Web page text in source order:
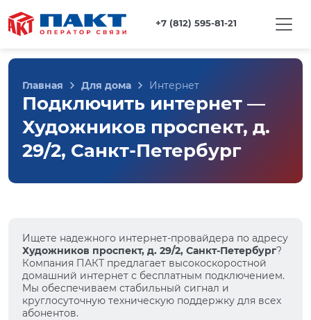
+7 (812) 595-81-21
Главная Для дома Интернет
Подключить интернет —
Художников проспект, д.
29/2, Санкт-Петербург
Ищете надежного интернет-провайдера по адресу
Художников проспект, д. 29/2, Санкт-Петербург?
Компания ПАКТ предлагает высокоскоростной
домашний интернет с бесплатным подключением.
Мы обеспечиваем стабильный сигнал и
круглосуточную техническую поддержку для всех
абонентов.